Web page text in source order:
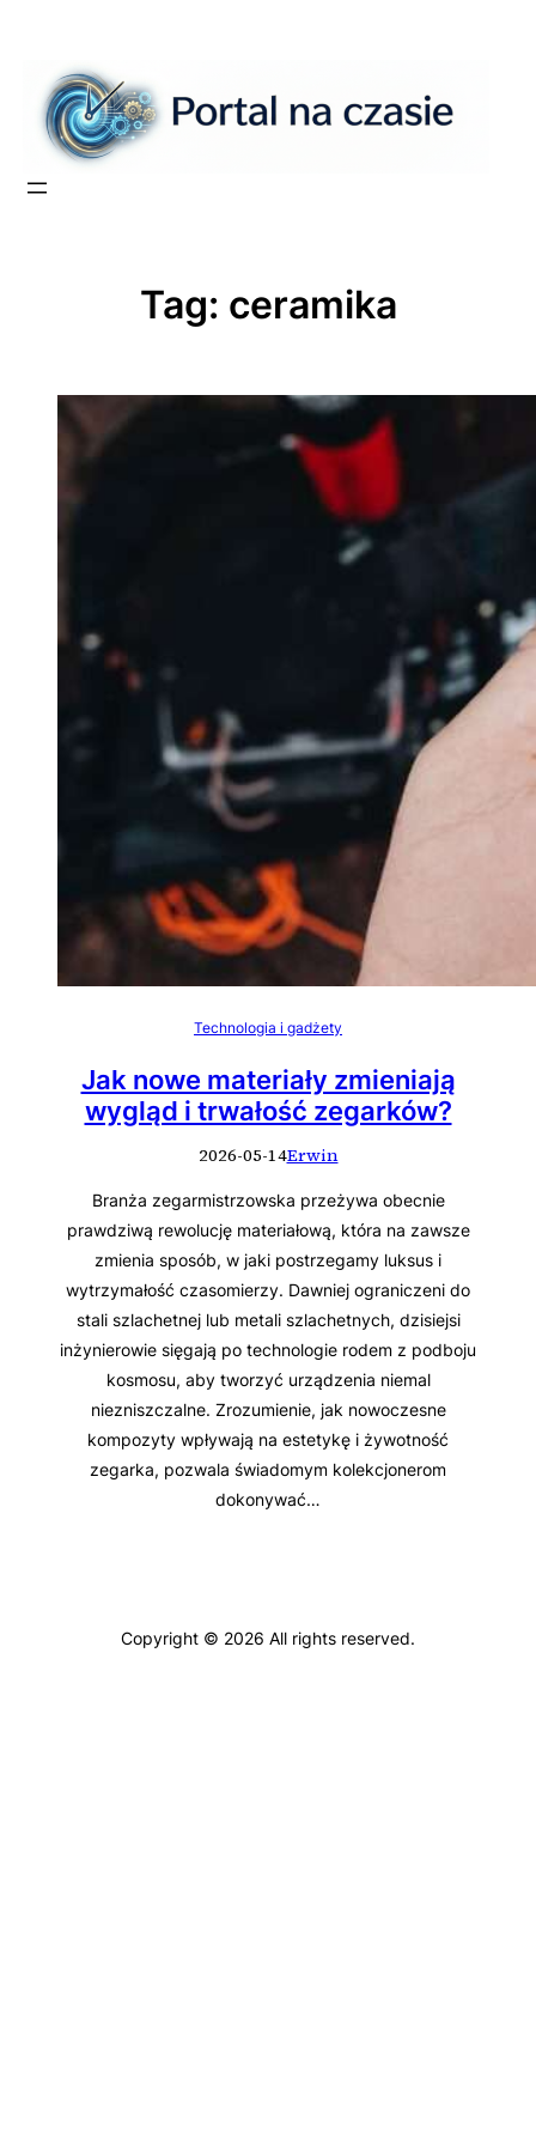
treści
Tag: ceramika
Technologia i gadżety
Jak nowe materiały zmieniają
wygląd i trwałość zegarków?
2026-05-14Erwin
Branża zegarmistrzowska przeżywa obecnie
prawdziwą rewolucję materiałową, która na zawsze
zmienia sposób, w jaki postrzegamy luksus i
wytrzymałość czasomierzy. Dawniej ograniczeni do
stali szlachetnej lub metali szlachetnych, dzisiejsi
inżynierowie sięgają po technologie rodem z podboju
kosmosu, aby tworzyć urządzenia niemal
niezniszczalne. Zrozumienie, jak nowoczesne
kompozyty wpływają na estetykę i żywotność
zegarka, pozwala świadomym kolekcjonerom
dokonywać…
Copyright © 2026 All rights reserved.